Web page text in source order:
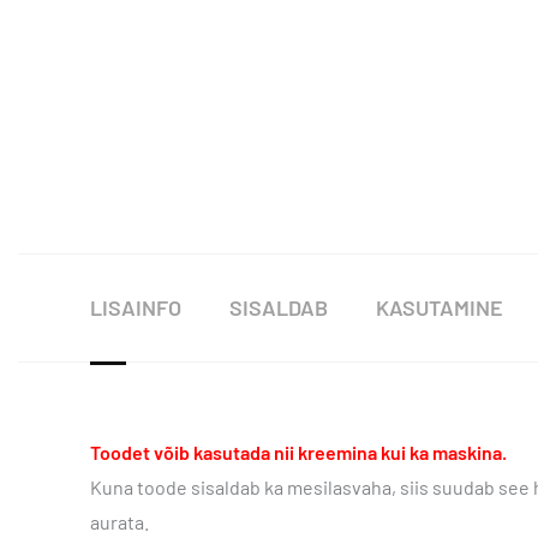
LISAINFO SISALDAB KASUTAMINE
Toodet võib kasutada nii kreemina kui ka maskina.
Kuna toode sisaldab ka mesilasvaha, siis suudab
aurata.